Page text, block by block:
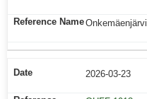
Onkemäenjärvi
2026-03-23